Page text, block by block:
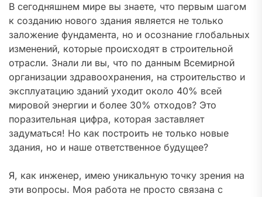
В сегодняшнем мире вы знаете, что первым шагом
к созданию нового здания является не только
заложение фундамента, но и осознание глобальных
изменений, которые происходят в строительной
отрасли. Знали ли вы, что по данным Всемирной
организации здравоохранения, на строительство и
эксплуатацию зданий уходит около 40% всей
мировой энергии и более 30% отходов? Это
поразительная цифра, которая заставляет
задуматься! Но как построить не только новые
здания, но и наше ответственное будущее?
Я, как инженер, имею уникальную точку зрения на
эти вопросы. Моя работа не просто связана с